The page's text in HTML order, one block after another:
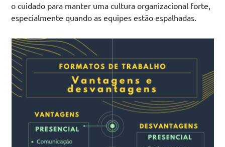
o cuidado para manter uma cultura organizacional forte,
especialmente quando as equipes estão espalhadas.